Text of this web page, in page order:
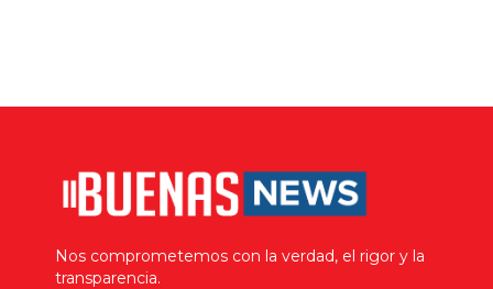
Nos comprometemos con la verdad, el rigor y la
transparencia.